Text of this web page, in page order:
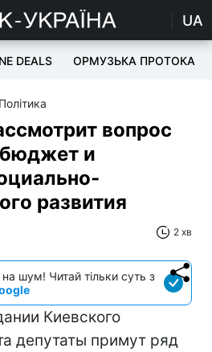
UA
DEALS ОРМУЗЬКА ПРОТОКА
Політика
вопрос
и
развития
2 хв
шум! Читай тільки суть з
Киевского
депутаты примут ряд